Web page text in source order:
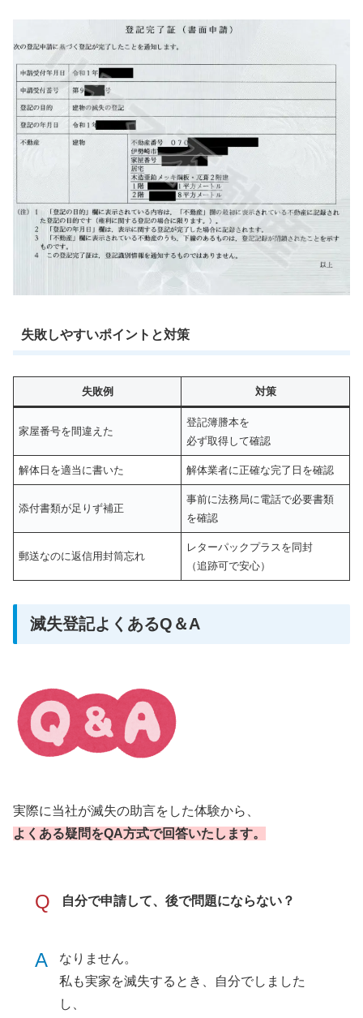
失敗しやすいポイントと対策
失敗例 対策
家屋番号を間違えた
登記簿謄本を
必ず取得して確認
解体日を適当に書いた 解体業者に正確な完了日を確認
添付書類が足りず補正
事前に法務局に電話で必要書類
を確認
郵送なのに返信用封筒忘れ
レターパックプラスを同封
（追跡可で安心）
滅失登記よくあるQ＆A
実際に当社が滅失の助言をした体験から、
よくある疑問をQA方式で回答いたします。
Q 自分で申請して、後で問題にならない？
A
なりません。
私も実家を滅失するとき、自分でしました
し、